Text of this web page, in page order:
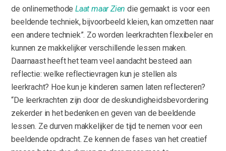
de onlinemethode Laat maar Zien die gemaakt is voor een
beeldende techniek, bijvoorbeeld kleien, kan omzetten naar
een andere techniek”. Zo worden leerkrachten flexibeler en
kunnen ze makkelijker verschillende lessen maken.
Daarnaast heeft het team veel aandacht besteed aan
reflectie: welke reflectievragen kun je stellen als
leerkracht? Hoe kun je kinderen samen laten reflecteren?
“De leerkrachten zijn door de deskundigheidsbevordering
zekerder in het bedenken en geven van de beeldende
lessen. Ze durven makkelijker de tijd te nemen voor een
beeldende opdracht. Ze kennen de fases van het creatief